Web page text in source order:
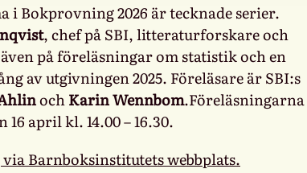
i Bokprovning 2026 är tecknade serier.
, chef på SBI, litteraturforskare och
på föreläsningar om statistik och en
av utgivningen 2025. Föreläsare är SBI:s
ochKarin Wennbom.Föreläsningarna
april kl. 14.00 – 16.30.
Barnboksinstitutets webbplats.